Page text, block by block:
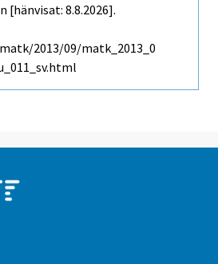
8.8.2026].
2013/09/matk_2013_0